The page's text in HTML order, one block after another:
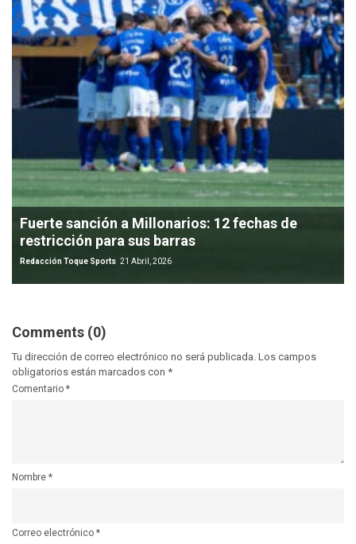
Fuerte sanción a Millonarios: 12 fechas de
restricción para sus barras
Redacción Toque Sports 21 Abril, 2026
Comments (0)
Tu dirección de correo electrónico no será publicada. Los campos
obligatorios están marcados con *
Comentario *
Nombre *
Correo electrónico *